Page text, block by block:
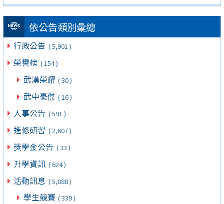
依公告類別彙總
行政公告 ( 5,901 )
榮譽榜 ( 154 )
武漢榮耀 ( 30 )
武中豪傑 ( 16 )
人事公告 ( 591 )
進修研習 ( 2,607 )
獎學金公告 ( 33 )
升學資訊 ( 624 )
活動訊息 ( 5,088 )
學生競賽 ( 339 )